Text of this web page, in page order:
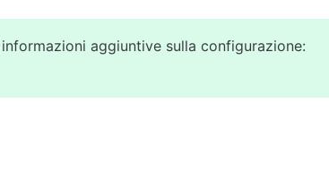
aggiuntive sulla configurazione: